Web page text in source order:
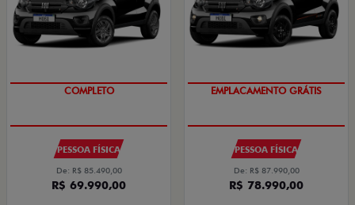
COMPLETO
PESSOA FÍSICA
De: R$ 85.490,00
R$ 69.990,00
EMPLACAMENTO GRÁTIS
PESSOA FÍSICA
De: R$ 87.990,00
R$ 78.990,00